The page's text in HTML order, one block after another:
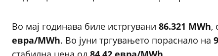
Во мај годинава биле истргувани 86.321 MWh,
евра/MWh. Во јуни тргувањето пораснало на